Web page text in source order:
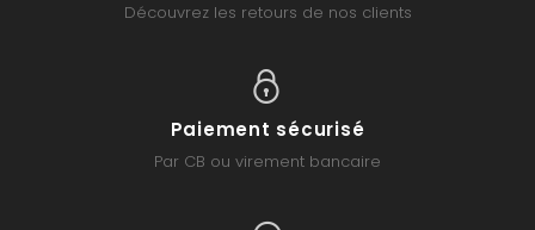
Découvrez les retours de nos clients
Paiement sécurisé
Par CB ou virement bancaire